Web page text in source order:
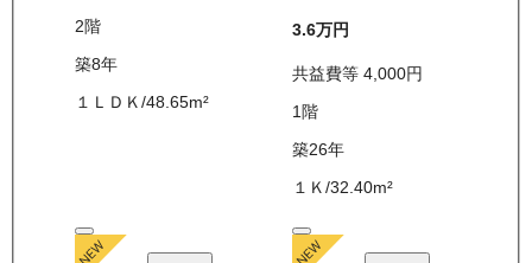
2階
築8年
１ＬＤＫ /48.65m²
3.6万円
共益費等4,000円
1 階
築26年
１Ｋ/32.40m²